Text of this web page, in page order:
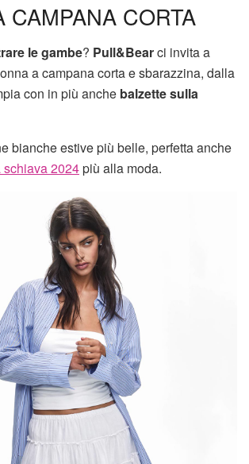
CAMPANA CORTA
le gambe? Pull&Bearci invita a
a campana corta e sbarazzina, dalla
con in più anche balzette sulla
bianche estive più belle, perfetta anche
2024più alla moda.